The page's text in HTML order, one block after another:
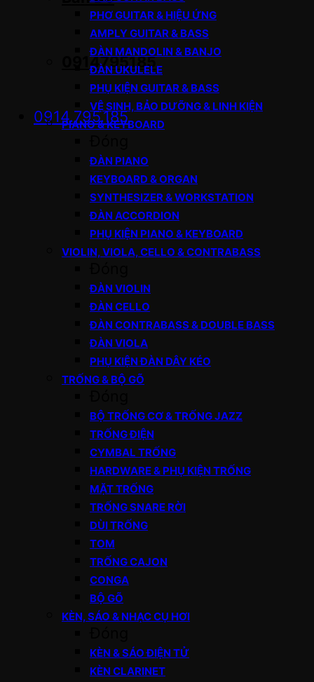
0914795185
0914.795.185
PHƠ GUITAR & HIỆU ỨNG
AMPLY GUITAR & BASS
ĐÀN MANDOLIN & BANJO
ĐÀN UKULELE
PHỤ KIỆN GUITAR & BASS
VỆ SINH, BẢO DƯỠNG & LINH KIỆN
PIANO & KEYBOARD
ĐÀN PIANO
KEYBOARD & ORGAN
SYNTHESIZER & WORKSTATION
ĐÀN ACCORDION
PHỤ KIỆN PIANO & KEYBOARD
VIOLIN, VIOLA, CELLO & CONTRABASS
ĐÀN VIOLIN
ĐÀN CELLO
ĐÀN CONTRABASS & DOUBLE BASS
ĐÀN VIOLA
PHỤ KIỆN ĐÀN DÂY KÉO
TRỐNG & BỘ GÕ
BỘ TRỐNG CƠ & TRỐNG JAZZ
TRỐNG ĐIỆN
CYMBAL TRỐNG
HARDWARE & PHỤ KIỆN TRỐNG
MẶT TRỐNG
TRỐNG SNARE RỜI
DÙI TRỐNG
TOM
TRỐNG CAJON
CONGA
BỘ GÕ
KÈN, SÁO & NHẠC CỤ HƠI
KÈN & SÁO ĐIỆN TỬ
KÈN CLARINET